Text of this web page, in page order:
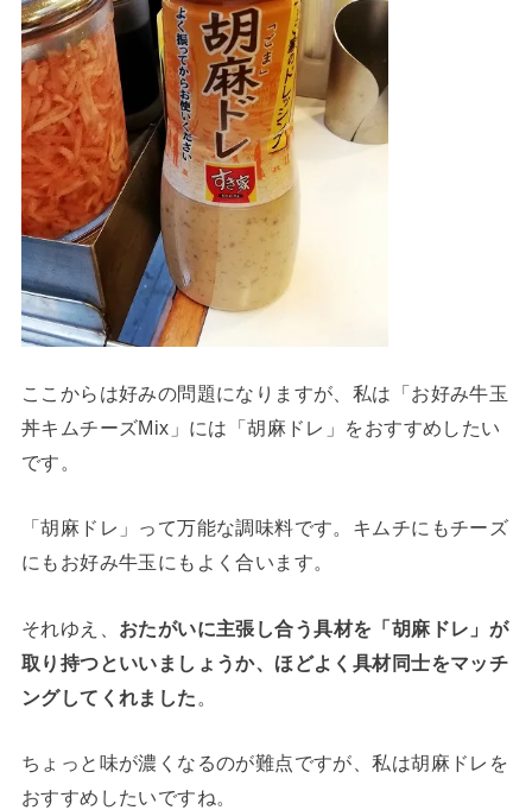
ここからは好みの問題になりますが、私は「お好み牛玉
丼キムチーズMix」には「胡麻ドレ」をおすすめしたい
です。
「胡麻ドレ」って万能な調味料です。キムチにもチーズ
にもお好み牛玉にもよく合います。
それゆえ、 おたがいに主張し合う具材を「胡麻ドレ」が
取り持つといいましょうか、ほどよく具材同士をマッチ
ングしてくれました 。
ちょっと味が濃くなるのが難点ですが、私は胡麻ドレを
おすすめしたいですね。